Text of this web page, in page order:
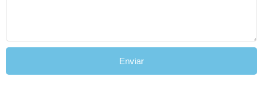
Enviar